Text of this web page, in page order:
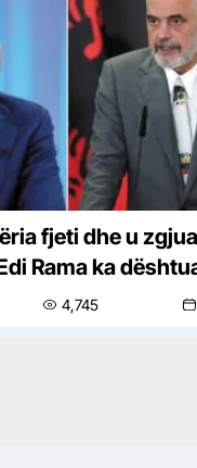
fjeti dhe u
Rama ka
4,745